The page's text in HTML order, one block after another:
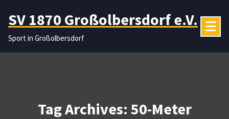
Inhalt
springen
SV 1870 Großolbersdorf e.V.
Sport in Großolbersdorf
Tag Archives: 50-Meter